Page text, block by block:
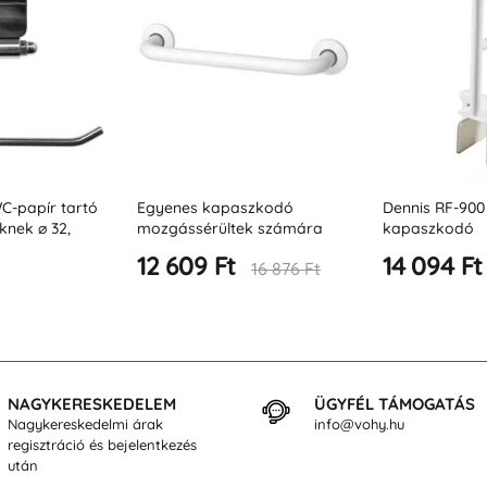
számára
Dennis RF-900 kád
kapaszkodó
14 094 Ft
Biztonsági
hez
14 418 Ft
NAGYKERESKEDELEM
Nagykereskedelmi árak
regisztráció és bejelentkezés
után
ÜGYFÉL TÁMOGATÁS
info@vohy.hu